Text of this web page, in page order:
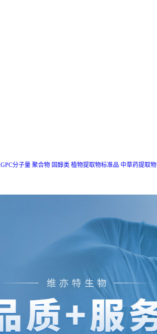
GPC分子量 聚合物 固醇类 植物提取物标准品 中草药提取物